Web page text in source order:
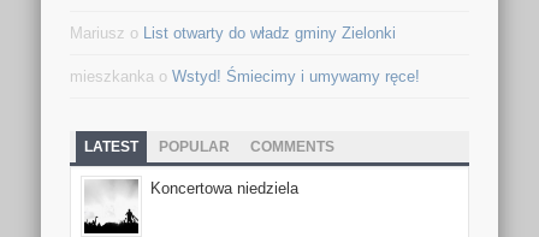
Mariusz o List otwarty do władz gminy Zielonki
mieszkanka oWstyd! Śmiecimy i umywamy ręce!
LATEST POPULAR COMMENTS
Koncertowa niedziela